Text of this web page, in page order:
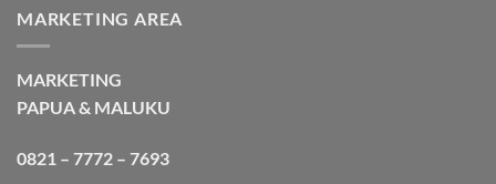
MARKETING AREA
MARKETING
PAPUA & MALUKU
0821 – 7772 – 7693